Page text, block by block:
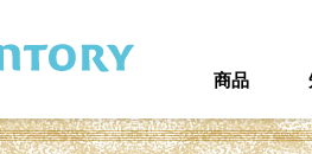
商品